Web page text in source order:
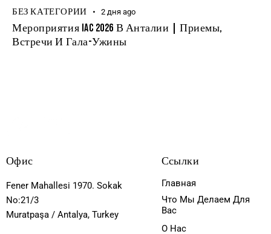
БЕЗ КАТЕГОРИИ 2 дня ago
Мероприятия IAC 2026 В Анталии | Приемы,
Встречи И Гала-Ужины
Офис
Fener Mahallesi 1970. Sokak
No:21/3
Muratpaşa / Antalya, Turkey
Ссылки
Главная
Что Мы Делаем Для
Вас
О Нас